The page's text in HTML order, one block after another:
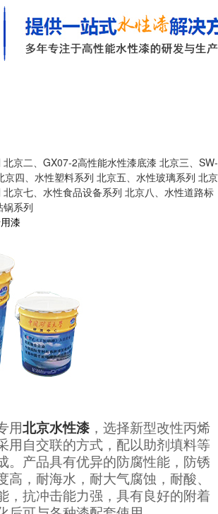
北京二、GX07-2高性能水性漆底漆 北京三、SW-
京四、水性塑料系列 北京五、水性玻璃系列 北京
北京七、水性食品设备系列 北京八、水性道路标
锅系列
漆
用北京水性漆 ，选择新型改性丙烯
用自交联的方式，配以助剂填料等
。产品具有优异的防腐性能，防锈
高，耐海水，耐大气腐蚀，耐酸、
，抗冲击能力强，具有良好的附着